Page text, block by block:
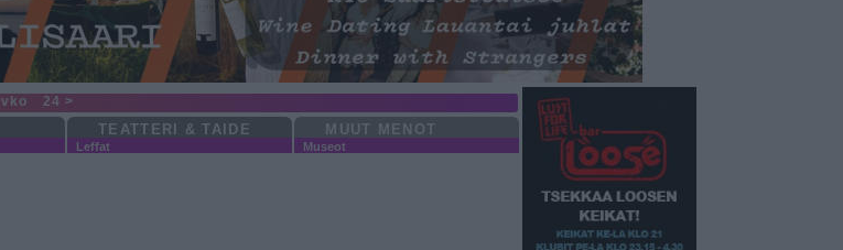
vko 24 >
TEATTERI & TAIDE
Leffat
MUUT MENOT
Museot